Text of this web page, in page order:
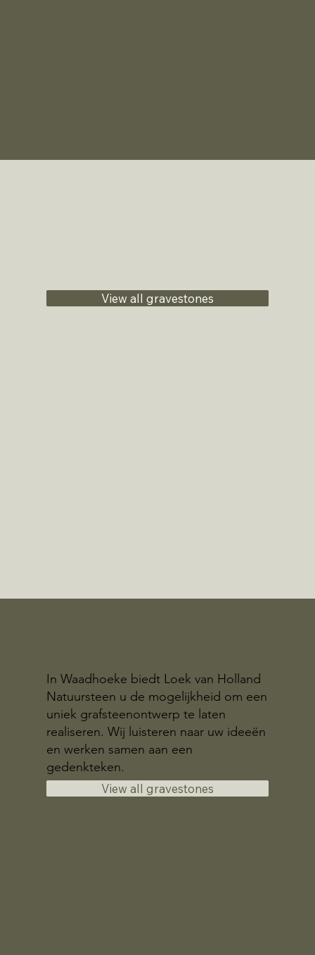
View all gravestones
In Waadhoeke biedt Loek van Holland
Natuursteen u de mogelijkheid om een
uniek grafsteenontwerp te laten
realiseren. Wij luisteren naar uw ideeën
en werken samen aan een
gedenkteken.
View all gravestones